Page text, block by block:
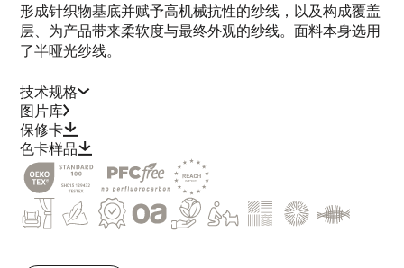
形成针织物基底并赋予高机械抗性的纱线，以及构成覆盖
层、为产品带来柔软度与最终外观的纱线。面料本身选用
了半哑光纱线。
技术规格
图片库
保修卡
色卡样品